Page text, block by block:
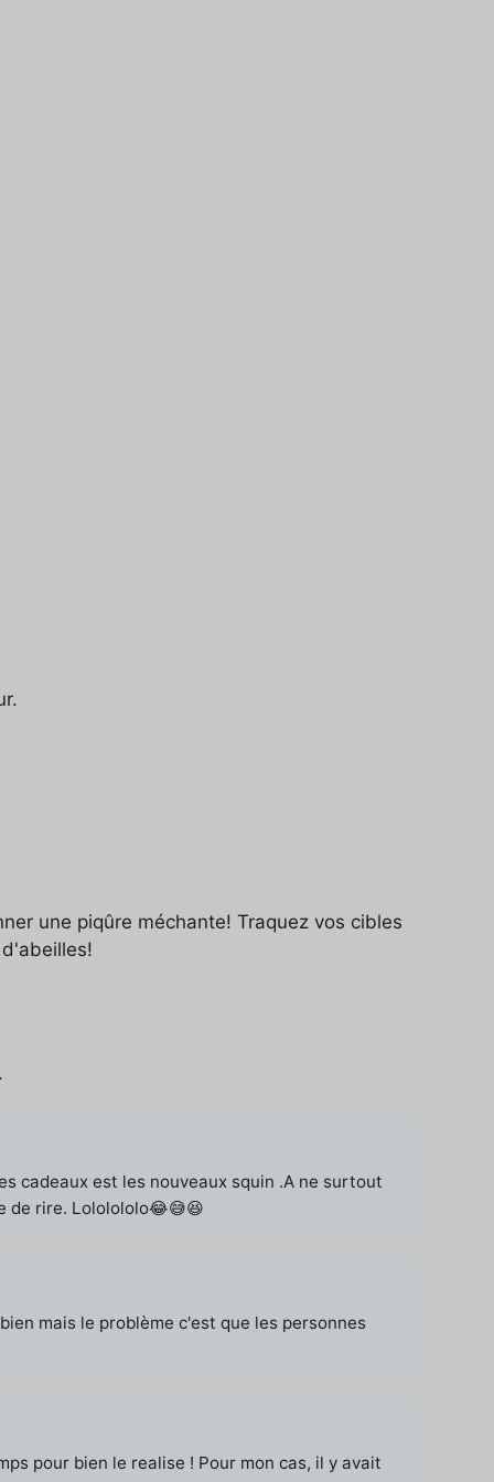
une piqûre méchante! Traquez vos cibles
cadeaux est les nouveaux squin .A ne surtout
de rire. Lololololo😂😅😆
mais le problème c'est que les personnes
pour bien le realise ! Pour mon cas, il y avait